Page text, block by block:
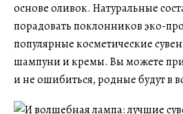
основе оливок. Натуральные
порадовать поклонников эко-
популярные косметические
шампуни и кремы. Вы можете
и не ошибиться, родные будут в